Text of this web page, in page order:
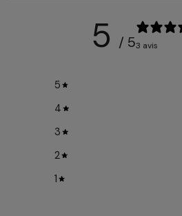
5 / 53 avis
5
4
3
2
1